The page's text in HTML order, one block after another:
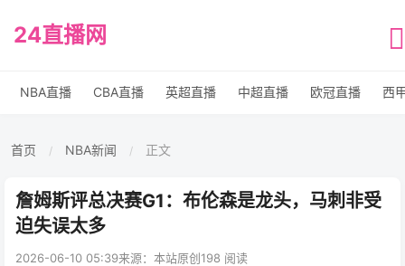
24直播网
NBA直播 CBA直播 英超直播 中超直播 欧冠直播 西
首页 / NBA新闻 / 正文
詹姆斯评总决赛G1：布伦森是龙头，马刺非受
迫失误太多
2026-06-10 05:39来源：本站原创198 阅读